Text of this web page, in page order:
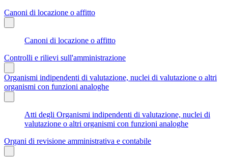
Canoni di locazione o affitto
Canoni di locazione o affitto
Controlli e rilievi sull'amministrazione
Organismi indipendenti di valutazione, nuclei di valutazione o altri
organismi con funzioni analoghe
Atti degli Organismi indipendenti di valutazione, nuclei di
valutazione o altri organismi con funzioni analoghe
Organi di revisione amministrativa e contabile